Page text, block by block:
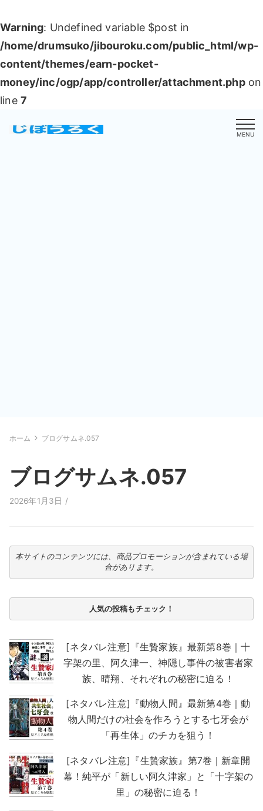
Warning: Undefined variable $post in
/home/drumsuko/jibouroku.com/public_html/wp-
content/themes/earn-pocket-
money/inc/ogp/app/controller/attachment.phpon
line 7
MENU
ホーム ブログサムネ.057
ブログサムネ.057
2026年1月3日 /
本サイトのコンテンツには、商品プロモーションが含まれている場
合があります。
人気の投稿もチェック！
[ネタバレ注意]『生贄家族』最新第8巻｜十
字架の里、阿久津一、神隠し事件の被害者家
族、晴翔、それぞれの秘密に迫る！
[ネタバレ注意]『動物人間』最新第4巻｜動
物人間だけの社会を作ろうとする七牙会が
「再生体」のチカを狙う！
[ネタバレ注意]『生贄家族』第7巻｜新章開
幕！純平が「新しい阿久津家」と「十字架の
里」の秘密に迫る！